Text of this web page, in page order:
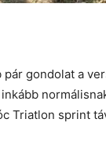
gondolat a
Triatlon sprint